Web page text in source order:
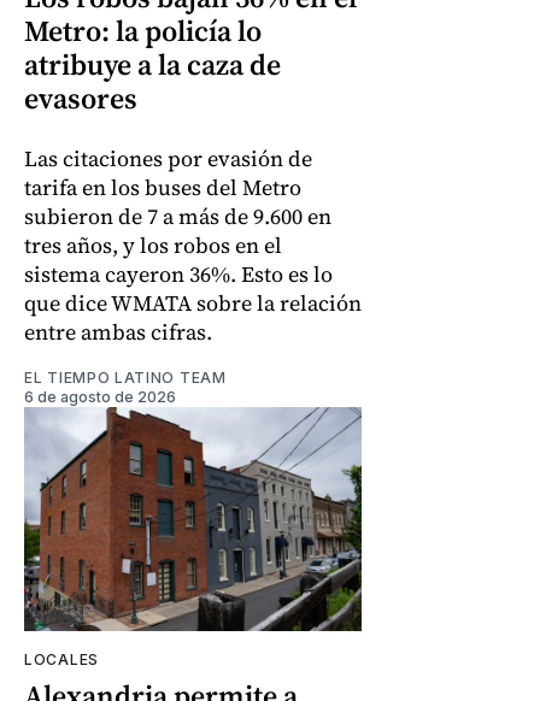
Metro: la policía lo
atribuye a la caza de
evasores
Las citaciones por evasión de
tarifa en los buses del Metro
subieron de 7 a más de 9.600 en
tres años, y los robos en el
sistema cayeron 36%. Esto es lo
que dice WMATA sobre la relación
entre ambas cifras.
EL TIEMPO LATINO TEAM
6 de agosto de 2026
LOCALES